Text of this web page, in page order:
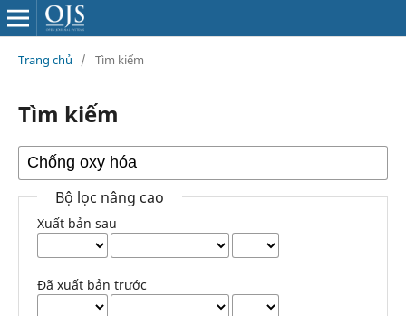
Trang chủ / Tìm kiếm
Tìm kiếm
Bộ lọc nâng cao
Xuất bản sau
Đã xuất bản trước